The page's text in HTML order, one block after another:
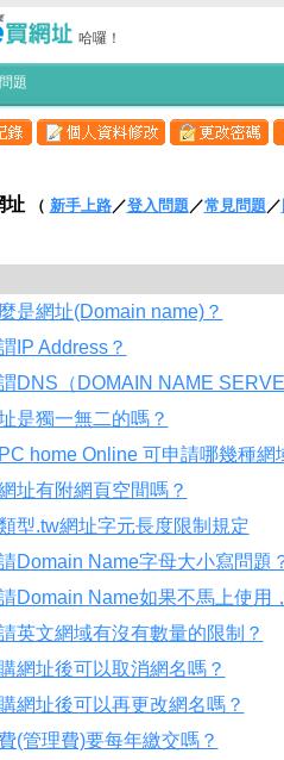
哈囉！
題
址（ 新手上路／登入問題 ／常見問題 ／
是網址(Domain name)？
IP Address？
DNS（DOMAIN NAME
是獨一無二的嗎？
home Online 可申請哪幾種網
址有附網頁空間嗎？
型.tw網址字元長度限制規定
Domain Name字母大小寫問題
Domain Name如果不馬上使用
英文網域有沒有數量的限制？
網址後可以取消網名嗎？
網址後可以再更改網名嗎？
(管理費)要每年繳交嗎？